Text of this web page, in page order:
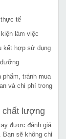
tế
làm việc
kết hợp sử dụng
tránh mua
và chi phí trong
chất lượng
được đánh giá
sẽ không chỉ